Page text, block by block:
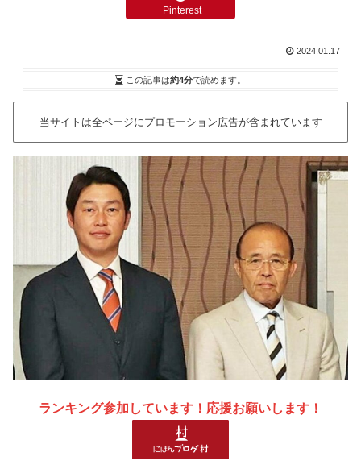
Pinterest
2024.01.17
この記事は約4分で読めます。
当サイトは全ページにプロモーション広告が含まれています
ランキング参加しています！応援お願いします！